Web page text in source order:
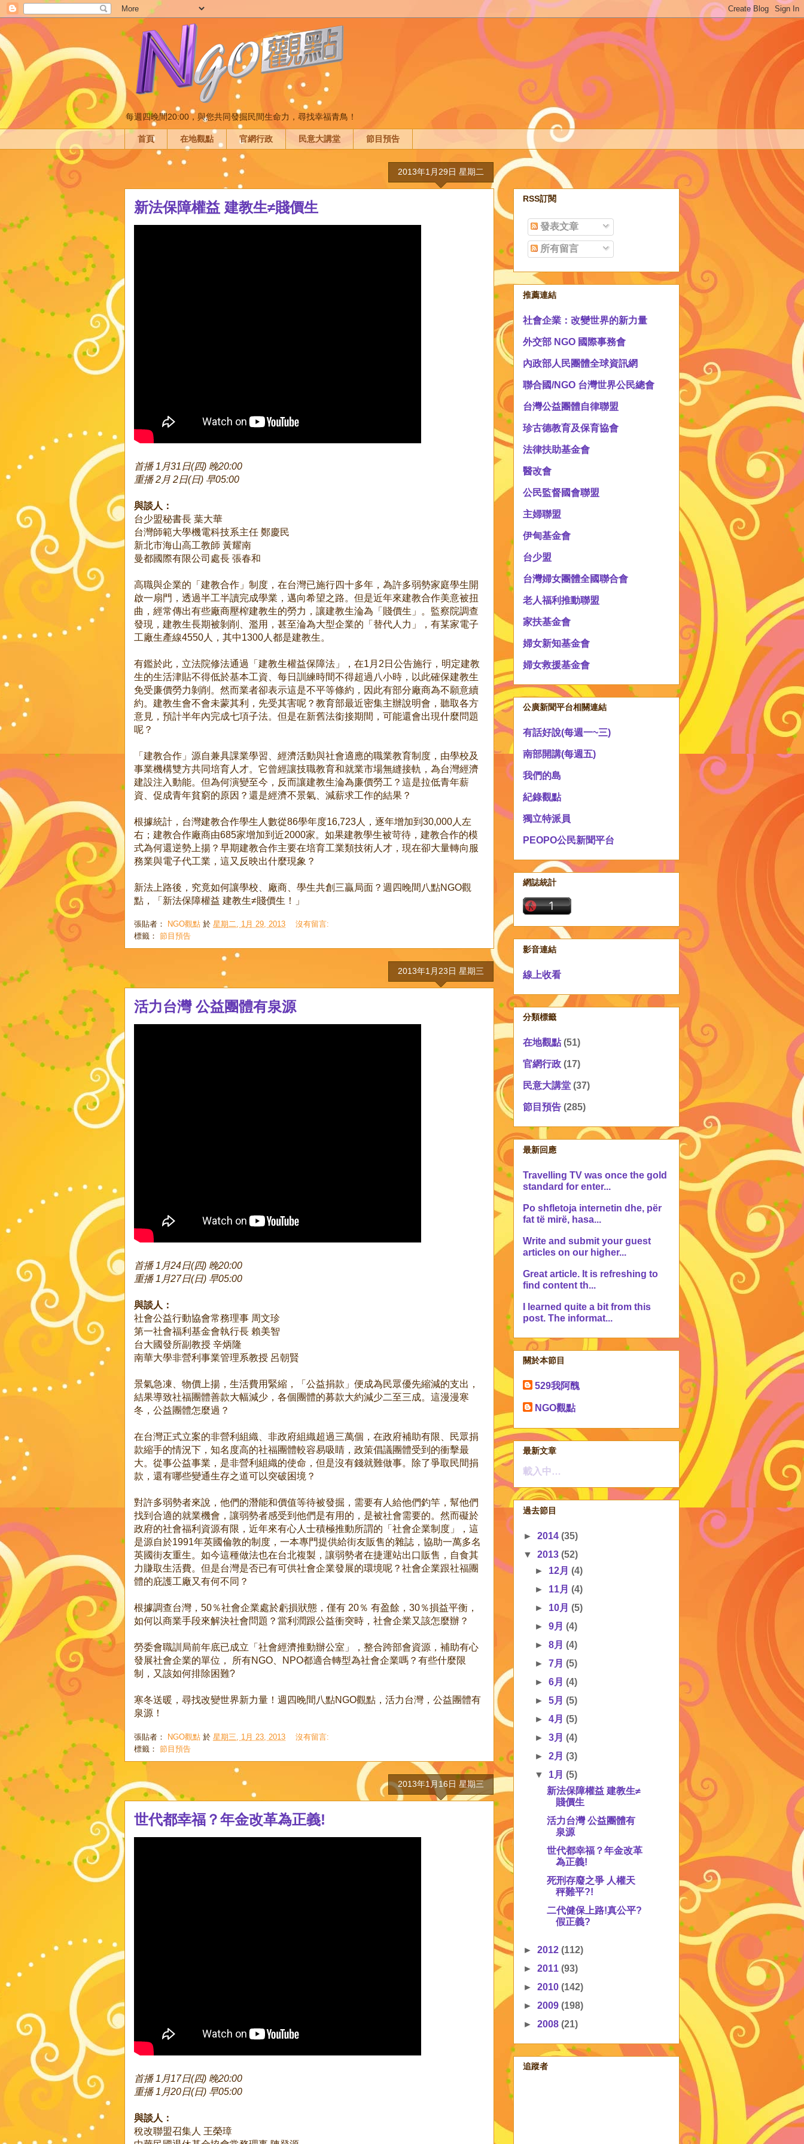
每週四晚間20:00，與您共同發掘民間生命力，尋找幸福青鳥！
首頁 在地觀點 官網行政 民意大講堂 節目預告
2013年1月29日 星期二
新法保障權益 建教生≠賤價生
首播 1月31日(四) 晚20:00
重播 2月 2日(日) 早05:00
與談人：
台少盟秘書長 葉大華
台灣師範大學機電科技系主任 鄭慶民
新北市海山高工教師 黃耀南
曼都國際有限公司處長 張春和
高職與企業的「建教合作」制度，在台灣已施行四十多年，為許多弱勢家庭學生開
啟一扇門，透過半工半讀完成學業，邁向希望之路。但是近年來建教合作美意被扭
曲，經常傳出有些廠商壓榨建教生的勞力，讓建教生淪為「賤價生」。監察院調查
發現，建教生長期被剝削、濫用，甚至淪為大型企業的「替代人力」，有某家電子
工廠生產線4550人，其中1300人都是建教生。
有鑑於此，立法院修法通過「建教生權益保障法」，在1月2日公告施行，明定建教
生的生活津貼不得低於基本工資、每日訓練時間不得超過八小時，以此確保建教生
免受廉價勞力剝削。然而業者卻表示這是不平等條約，因此有部分廠商為不願意續
約。建教生會不會未蒙其利，先受其害呢？教育部最近密集主辦說明會，聽取各方
意見，預計半年內完成七項子法。但是在新舊法銜接期間，可能還會出現什麼問題
呢？
「建教合作」源自兼具課業學習、經濟活動與社會適應的職業教育制度，由學校及
事業機構雙方共同培育人才。它曾經讓技職教育和就業市場無縫接軌，為台灣經濟
建設注入動能。但為何演變至今，反而讓建教生淪為廉價勞工？這是拉低青年薪
資、促成青年貧窮的原因？還是經濟不景氣、減薪求工作的結果？
根據統計，台灣建教合作學生人數從86學年度16,723人，逐年增加到30,000人左
右；建教合作廠商由685家增加到近2000家。如果建教學生被苛待，建教合作的模
式為何還逆勢上揚？早期建教合作主要在培育工業類技術人才，現在卻大量轉向服
務業與電子代工業，這又反映出什麼現象？
新法上路後，究竟如何讓學校、廠商、學生共創三贏局面？週四晚間八點NGO觀
點，「新法保障權益 建教生≠賤價生！」
張貼者： NGO觀點 於 星期二, 1月 29, 2013
沒有留言:
標籤： 節目預告
2013年1月23日 星期三
活力台灣 公益團體有泉源
首播 1月24日(四) 晚20:00
重播 1月27日(日) 早05:00
與談人：
社會公益行動協會常務理事 周文珍
第一社會福利基金會執行長 賴美智
台大國發所副教授 辛炳隆
南華大學非營利事業管理系教授 呂朝賢
景氣急凍、物價上揚，生活費用緊縮，「公益捐款」便成為民眾優先縮減的支出，
結果導致社福團體善款大幅減少，各個團體的募款大約減少二至三成。這漫漫寒
冬，公益團體怎麼過？
在台灣正式立案的非營利組織、非政府組織超過三萬個，在政府補助有限、民眾捐
款縮手的情況下，知名度高的社福團體較容易吸睛，政策倡議團體受到的衝擊最
大。從事公益事業，是非營利組織的使命，但是沒有錢就難做事。除了爭取民間捐
款，還有哪些變通生存之道可以突破困境？
對許多弱勢者來說，他們的潛能和價值等待被發掘，需要有人給他們釣竿，幫他們
找到合適的就業機會，讓弱勢者感受到他們是有用的，是被社會需要的。然而礙於
政府的社會福利資源有限，近年來有心人士積極推動所謂的「社會企業制度」，這
是源自於1991年英國倫敦的制度，一本專門提供給街友販售的雜誌，協助一萬多名
英國街友重生。如今這種做法也在台北複製，讓弱勢者在捷運站出口販售，自食其
力賺取生活費。但是台灣是否已有可供社會企業發展的環境呢？社會企業跟社福團
體的庇護工廠又有何不同？
根據調查台灣，50％社會企業處於虧損狀態，僅有 20％ 有盈餘，30％損益平衡，
如何以商業手段來解決社會問題？當利潤跟公益衝突時，社會企業又該怎麼辦？
勞委會職訓局前年底已成立「社會經濟推動辦公室」，整合跨部會資源，補助有心
發展社會企業的單位， 所有NGO、NPO都適合轉型為社會企業嗎？有些什麼限
制，又該如何排除困難?
寒冬送暖，尋找改變世界新力量！週四晚間八點NGO觀點，活力台灣，公益團體有
泉源！
張貼者： NGO觀點 於 星期三, 1月 23, 2013
沒有留言:
標籤： 節目預告
2013年1月16日 星期三
世代都幸福？年金改革為正義!
首播 1月17日(四) 晚20:00
重播 1月20日(日) 早05:00
與談人：
稅改聯盟召集人 王榮璋
RSS訂閱
發表文章
所有留言
推薦連結
社會企業：改變世界的新力量
外交部 NGO 國際事務會
內政部人民團體全球資訊網
聯合國/NGO 台灣世界公民總會
台灣公益團體自律聯盟
珍古德教育及保育協會
法律扶助基金會
醫改會
公民監督國會聯盟
主婦聯盟
伊甸基金會
台少盟
台灣婦女團體全國聯合會
老人福利推動聯盟
家扶基金會
婦女新知基金會
婦女救援基金會
公廣新聞平台相關連結
有話好說(每週一~三)
南部開講(每週五)
我們的島
紀錄觀點
獨立特派員
PEOPO公民新聞平台
網誌統計
影音連結
線上收看
分類標籤
在地觀點 (51)
官網行政 (17)
民意大講堂 (37)
節目預告 (285)
最新回應
Travelling TV was once the gold
standard for enter...
Po shfletoja internetin dhe, për
fat të mirë, hasa...
Write and submit your guest
articles on our higher...
Great article. It is refreshing to
find content th...
I learned quite a bit from this
post. The informat...
關於本節目
529我阿醜
NGO觀點
最新文章
載入中…
過去節目
► 2014 (35)
▼ 2013 (52)
► 12月(4)
► 11月(4)
► 10月(5)
►9月(4)
►8月(4)
►7月(5)
►6月(4)
►5月(5)
►4月(5)
►3月(4)
►2月(3)
▼ 1月(5)
新法保障權益 建教生≠
賤價生
活力台灣 公益團體有
泉源
世代都幸福？年金改革
為正義!
死刑存廢之爭 人權天
秤難平?!
二代健保上路!真公平?
假正義?
► 2012 (112)
► 2011 (93)
► 2010 (142)
► 2009 (198)
► 2008 (21)
追蹤者